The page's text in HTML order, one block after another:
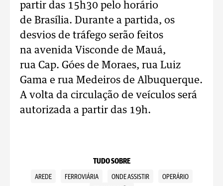
partir das 15h30 pelo horário
de Brasília. Durante a partida, os
desvios de tráfego serão feitos
na avenida Visconde de Mauá,
rua Cap. Góes de Moraes, rua Luiz
Gama e rua Medeiros de Albuquerque.
A volta da circulação de veículos será
autorizada a partir das 19h.
TUDO SOBRE
AREDE FERROVIÁRIA ONDE ASSISTIR
OPERÁRIO